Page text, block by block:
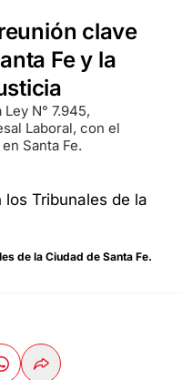
clave
Fe y la
N° 7.945,
Laboral, con el
Santa Fe.
de la Ciudad de Santa Fe.